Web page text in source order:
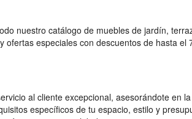
nuestro catálogo de muebles de jardín,
ofertas especiales con descuentos de hasta el
al cliente excepcional, asesorándote en
específicos de tu espacio, estilo y